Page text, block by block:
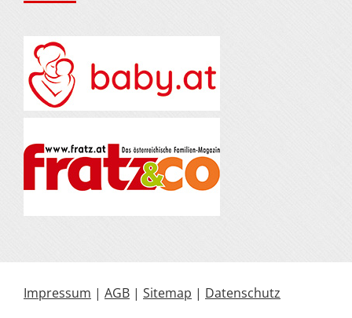
Impressum | AGB | Sitemap | Datenschutz